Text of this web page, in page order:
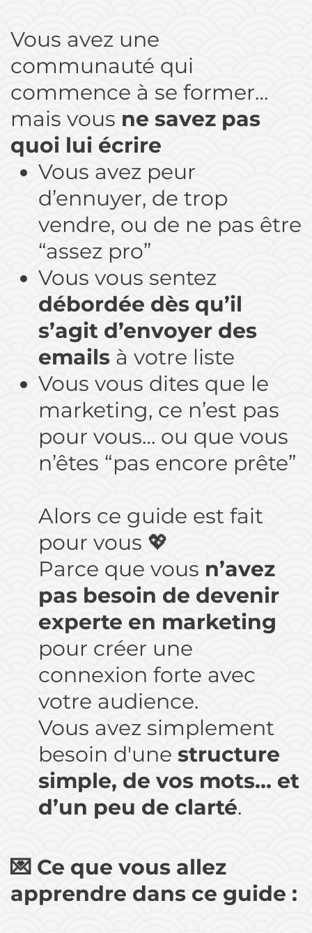
Vous avez une
communauté qui
commence à se former…
mais vous ne savez pas
quoi lui écrire
Vous avez peur
d’ennuyer, de trop
vendre, ou de ne pas être
“assez pro”
Vous vous sentez
débordée dès qu’il
s’agit d’envoyer des
emails à votre liste
Vous vous dites que le
marketing, ce n’est pas
pour vous… ou que vous
n’êtes “pas encore prête”
Alors ce guide est fait
pour vous 💖
Parce que vous n’avez
pas besoin de devenir
experte en marketing
pour créer une
connexion forte avec
votre audience.
Vous avez simplement
besoin d'une structure
simple, de vos mots… et
d’un peu de clarté.
💌 Ce que vous allez
apprendre dans ce guide :